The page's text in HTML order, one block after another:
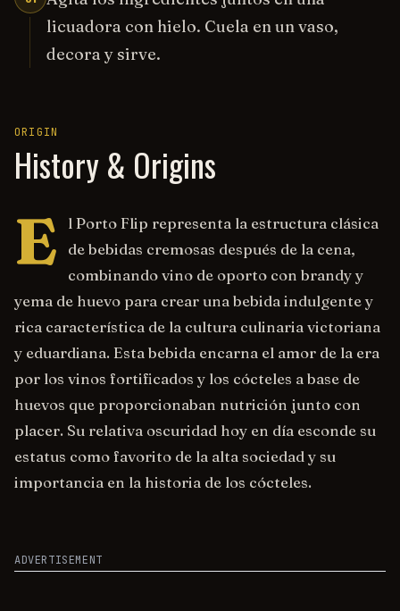
licuadora con hielo. Cuela en un vaso,
decora y sirve.
ORIGIN
History & Origins
E
l Porto Flip representa la estructura clásica
de bebidas cremosas después de la cena,
combinando vino de oporto con brandy y
yema de huevo para crear una bebida indulgente y
rica característica de la cultura culinaria victoriana
y eduardiana. Esta bebida encarna el amor de la era
por los vinos fortificados y los cócteles a base de
huevos que proporcionaban nutrición junto con
placer. Su relativa oscuridad hoy en día esconde su
estatus como favorito de la alta sociedad y su
importancia en la historia de los cócteles.
ADVERTISEMENT